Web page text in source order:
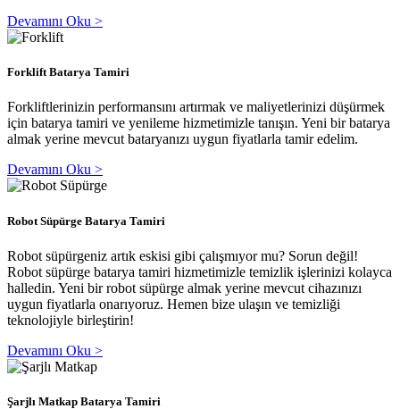
Devamını Oku >
Forklift Batarya Tamiri
Forkliftlerinizin performansını artırmak ve maliyetlerinizi düşürmek
için batarya tamiri ve yenileme hizmetimizle tanışın. Yeni bir batarya
almak yerine mevcut bataryanızı uygun fiyatlarla tamir edelim.
Devamını Oku >
Robot Süpürge Batarya Tamiri
Robot süpürgeniz artık eskisi gibi çalışmıyor mu? Sorun değil!
Robot süpürge batarya tamiri hizmetimizle temizlik işlerinizi kolayca
halledin. Yeni bir robot süpürge almak yerine mevcut cihazınızı
uygun fiyatlarla onarıyoruz. Hemen bize ulaşın ve temizliği
teknolojiyle birleştirin!
Devamını Oku >
Şarjlı Matkap Batarya Tamiri